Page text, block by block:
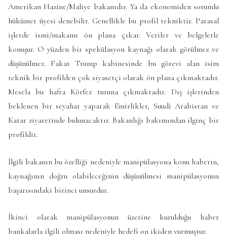
Amerikan Hazine/Maliye bakanıdır. Ya da ekonomiden sorumlu
hükümet üyesi denebilir. Genellikle bu profil tekniktir. Parasal
işlerde ismi/makamı ön plana çıkar. Veriler ve belgelerle
konuşur. O yüzden bir spekülasyon kaynağı olarak görülmez ve
düşünülmez. Fakat Trump kabinesinde bu görevi alan isim
teknik bir profilden çok siyasetçi olarak ön plana çıkmaktadır.
Mesela bu hafta Körfez turuna çıkmaktadır. Dış işlerinden
beklenen bir seyahat yaparak Emirlikler, Suudi Arabistan ve
Katar ziyaretinde bulunacaktır. Bakanlığı bakımından ilginç bir
profildir.
İlgili bakanın bu özelliği nedeniyle manipülasyona konu haberin,
kaynağının doğru olabileceğinin düşünülmesi manipülasyonun
başarısındaki birinci unsurdur.
İkinci olarak manipülasyonun üzerine kurulduğu haber
bankalarla ilgili olması nedeniyle hedefi on ikiden vurmuştur.